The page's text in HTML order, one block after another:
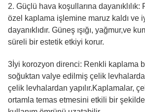
2. Güçlü hava koşullarına dayanıklılık:
özel kaplama işlemine maruz kaldı ve
dayanıklıdır. Güneş ışığı, yağmur,ve
süreli bir estetik etkiyi korur.
3İyi korozyon direnci: Renkli kaplama
soğuktan valye edilmiş çelik
çelik levhalardan yapılır.Kaplamalar,
ortamla temas etmesini etkili bir